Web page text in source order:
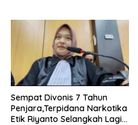
Sempat Divonis 7 Tahun
Penjara,Terpidana Narkotika
Etik Riyanto Selangkah Lagi